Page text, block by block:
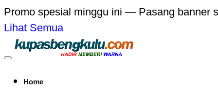
Promo spesial minggu ini — Pasang banner
Lihat Semua
Home